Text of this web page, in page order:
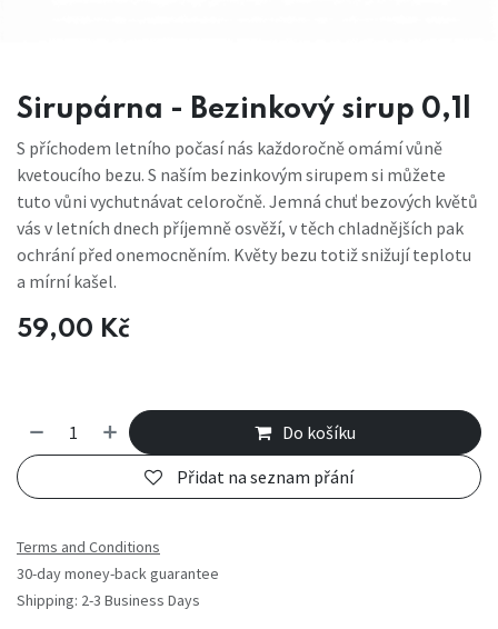
Sirupárna - Bezinkový sirup 0,1l
S příchodem letního počasí nás každoročně omámí vůně
kvetoucího bezu. S naším bezinkovým sirupem si můžete
tuto vůni vychutnávat celoročně. Jemná chuť bezových květů
vás v letních dnech příjemně osvěží, v těch chladnějších pak
ochrání před onemocněním. Květy bezu totiž snižují teplotu
a mírní kašel.
59,00 Kč
Do košíku
Přidat na seznam přání
Terms and Conditions
30-day money-back guarantee
Shipping: 2-3 Business Days